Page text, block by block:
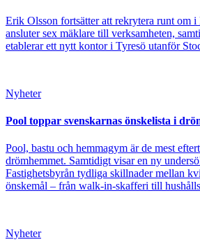
Erik Olsson fortsätter att rekrytera runt om i
ansluter sex mäklare till verksamheten,
etablerar ett nytt kontor i Tyresö utanför
Nyheter
Pool toppar svenskarnas önskelista i
Pool, bastu och hemmagym är de mest
drömhemmet. Samtidigt visar en ny
Fastighetsbyrån tydliga skillnader mellan
önskemål – från walk-in-skafferi till
Nyheter